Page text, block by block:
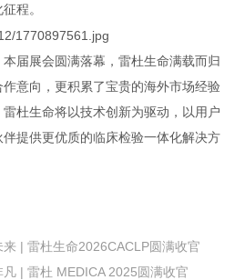
程。
届展会圆满落幕，雷杜生命满载而归
意向，更积累了宝贵的海外市场经验
杜生命将以技术创新为驱动，以用户
提供更优质的临床检验一体化解决方
来 | 雷杜生命2026CACLP圆满收官
| 雷杜 MEDICA 2025圆满收官